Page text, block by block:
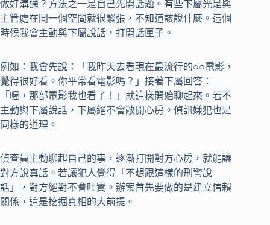
做好溝通？方法之一是自己先開話題。有些下屬光是與
主管處在同一個空間就很緊張，不知道該說什麼。這個
時候我會主動與下屬說話，打開話匣子。
例如：我會先說：「我昨天去看現在最流行的○○電影，
覺得很好看。你平常看電影嗎？」接著下屬回答：
「喔，那部電影我也看了！」就這樣開始聊起來。若不
主動與下屬說話，下屬絕不會敞開心房。偵訊嫌犯也是
同樣的道理。
偵查員主動聊起自己的事，逐漸打開對方心房，就能讓
對方說真話。若讓犯人覺得「不想跟這樣的刑警說
話」，對方絕對不會吐實。辦案首先要做的是建立信賴
關係，這是挖掘真相的大前提。